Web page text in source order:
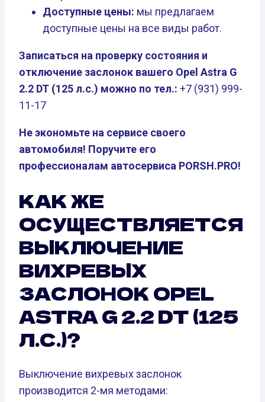
Доступные цены: мы предлагаем
доступные цены на все виды работ.
Записаться на проверку состояния и
отключение заслонок вашего Opel Astra G
2.2 DT (125 л.с.) можно по тел.: +7 (931) 999-
11-17
Не экономьте на сервисе своего
автомобиля! Поручите его
профессионалам автосервиса PORSH.PRO!
КАК ЖЕ
ОСУЩЕСТВЛЯЕТСЯ
ВЫКЛЮЧЕНИЕ
ВИХРЕВЫХ
ЗАСЛОНОК OPEL
ASTRA G 2.2 DT (125
Л.С.)?
Выключение вихревых заслонок
производится 2-мя методами: